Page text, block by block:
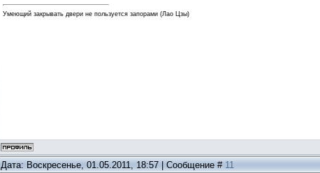
Умеющий закрывать двери не пользуется запорами (Лао Цзы)
Дата: Воскресенье, 01.05.2011, 18:57 | Сообщение # 11